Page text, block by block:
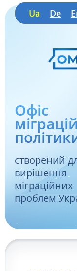
Ua De
Офіс
створений
вирішення
міграційних
проблем